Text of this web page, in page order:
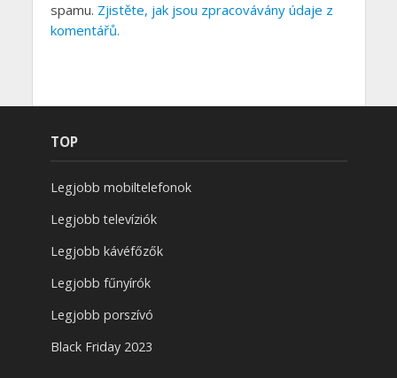
spamu. Zjistěte, jak jsou zpracovávány údaje z
komentářů.
TOP
Legjobb mobiltelefonok
Legjobb televíziók
Legjobb kávéfőzők
Legjobb fűnyírók
Legjobb porszívó
Black Friday 2023